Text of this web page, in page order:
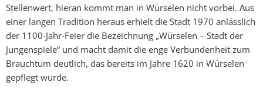
Stellenwert, hieran kommt man in Würselen nicht vorbei. Aus
einer langen Tradition heraus erhielt die Stadt 1970 anlässlich
der 1100-Jahr-Feier die Bezeichnung „Würselen – Stadt der
Jungenspiele“ und macht damit die enge Verbundenheit zum
Brauchtum deutlich, das bereits im Jahre 1620 in Würselen
gepflegt wurde.